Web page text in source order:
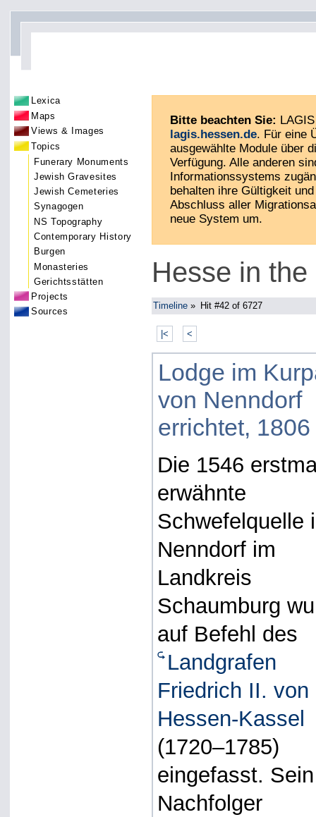
Lexica
Maps
Views & Images
Topics
Funerary Monuments
Jewish Gravesites
Jewish Cemeteries
Synagogen
NS Topography
Contemporary History
Burgen
Monasteries
Gerichtsstätten
Projects
Sources
Bitte beachten Sie:
lagis.hessen.de. Für eine
ausgewählte Module über
Verfügung. Alle anderen
Informationssystems
behalten ihre Gültigkeit
Abschluss aller
neue System um.
Hesse in
Timeline » Hit #42 of 6727
|< <
Lodge im
von Nenndorf
errichtet, 1806
Die 1546
erwähnte
Schwefelquelle
Nenndorf im
Landkreis
Schaumburg
auf Befehl des
Landgrafen
Friedrich II. von
Hessen-Kassel
(1720–1785)
eingefasst. Sein
Nachfolger